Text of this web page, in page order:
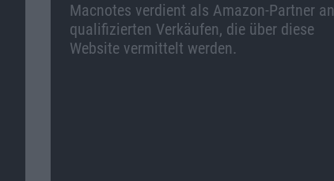
Macnotes verdient als Amazon-Partner an
qualifizierten Verkäufen, die über diese
Website vermittelt werden.